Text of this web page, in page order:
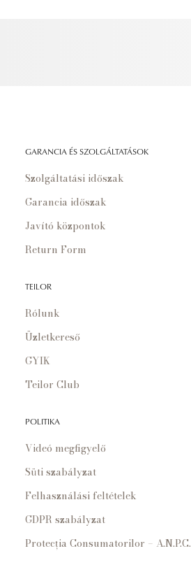
GARANCIA ÉS SZOLGÁLTATÁSOK
Szolgáltatási időszak
Garancia időszak
Javító központok
Return Form
TEILOR
Rólunk
Üzletkereső
GYIK
Teilor Club
POLITIKA
Videó megfigyelő
Süti szabályzat
Felhasználási feltételek
GDPR szabályzat
Protecția Consumatorilor – A.N.P.C.